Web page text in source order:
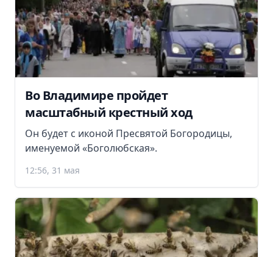
Во Владимире пройдет
масштабный крестный ход
Он будет с иконой Пресвятой Богородицы,
именуемой «Боголюбская».
12:56, 31 мая